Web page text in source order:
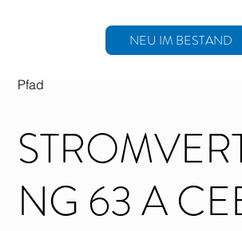
NEU IM BESTAND
NG 63 A
Pfad